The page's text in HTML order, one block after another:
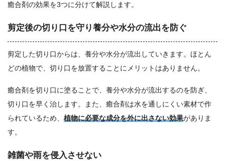
癒合剤の効果を3つに分けて解説します。
剪定後の切り口を守り養分や水分の流出を防ぐ
剪定した切り口からは、養分や水分が流出していきます。ほとん
どの植物で、切り口を放置することにメリットはありません。
癒合剤を切り口に塗ることで、養分や水分が流出するのを防ぎ、
切り口を早く治します。また、癒合剤は水を通しにくい素材で作
られているため、 植物に必要な成分を外に出さない効果がありま
す。
雑菌や雨を侵入させない